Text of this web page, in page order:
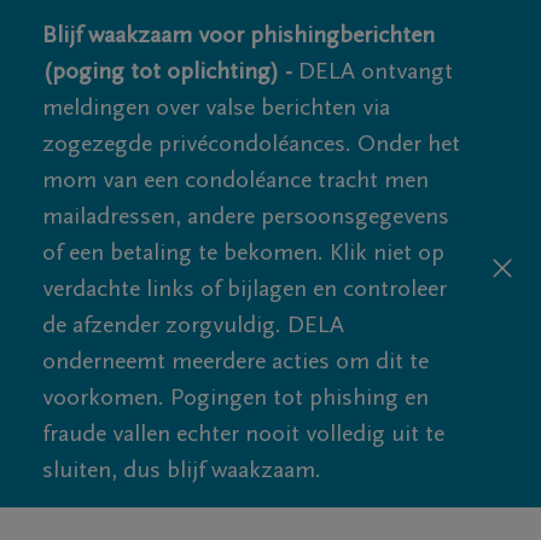
Blijf waakzaam voor phishingberichten
(poging tot oplichting) - DELA ontvangt
meldingen over valse berichten via
zogezegde privécondoléances. Onder het
mom van een condoléance tracht men
mailadressen, andere persoonsgegevens
of een betaling te bekomen. Klik niet op
verdachte links of bijlagen en controleer
de afzender zorgvuldig. DELA
onderneemt meerdere acties om dit te
voorkomen. Pogingen tot phishing en
fraude vallen echter nooit volledig uit te
sluiten, dus blijf waakzaam.